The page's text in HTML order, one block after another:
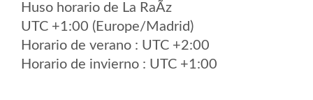
Huso horario de La RaÃ­z
UTC +1:00 (Europe/Madrid)
Horario de verano : UTC +2:00
Horario de invierno : UTC +1:00